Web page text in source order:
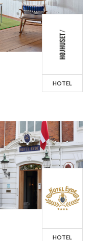
HOTEL
HOTEL